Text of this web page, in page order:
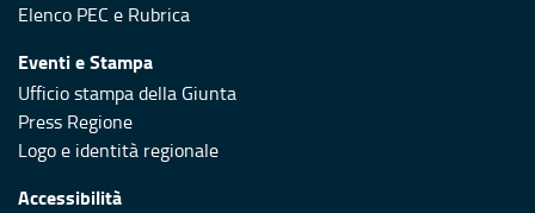
Elenco PEC e Rubrica
Eventi e Stampa
Ufficio stampa della Giunta
Press Regione
Logo e identità regionale
Accessibilità